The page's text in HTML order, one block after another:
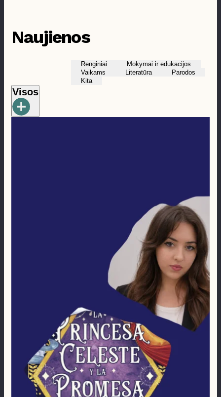
Naujienos
Renginiai
Mokymai ir edukacijos
Vaikams
Literatūra
Parodos
Kita
Visos